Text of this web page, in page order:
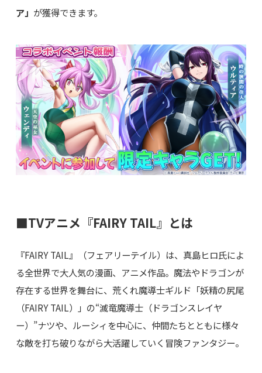
ア」 が獲得できます。
■TVアニメ『FAIRY TAIL』とは
『FAIRY TAIL』（フェアリーテイル）は、真島ヒロ氏によ
る全世界で大人気の漫画、アニメ作品。魔法やドラゴンが
存在する世界を舞台に、荒くれ魔導士ギルド「妖精の尻尾
（FAIRY TAIL）」の“滅竜魔導士（ドラゴンスレイヤ
ー）”ナツや、ルーシィを中心に、仲間たちとともに様々
な敵を打ち破りながら大活躍していく冒険ファンタジー。